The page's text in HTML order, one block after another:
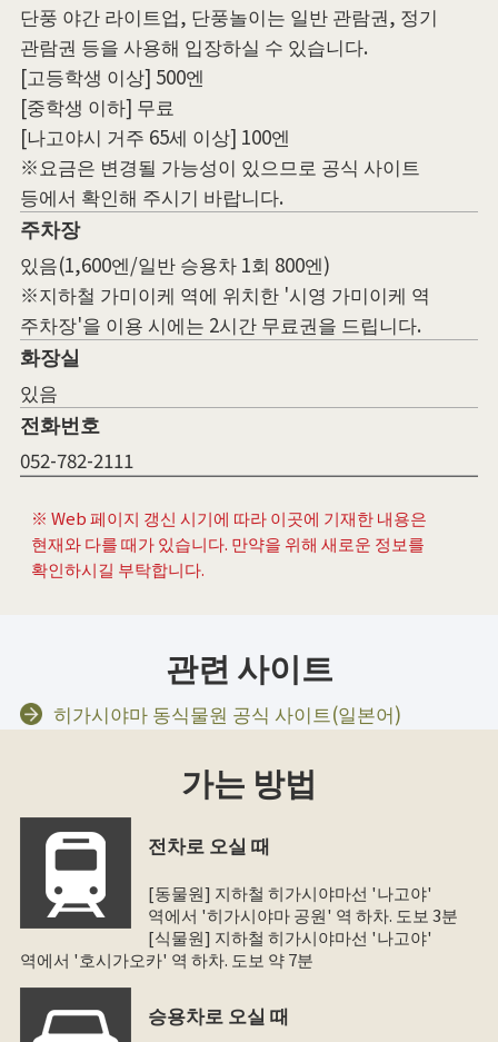
단풍 야간 라이트업, 단풍놀이는 일반 관람권, 정기
관람권 등을 사용해 입장하실 수 있습니다.
[고등학생 이상] 500엔
[중학생 이하] 무료
[나고야시 거주 65세 이상] 100엔
※요금은 변경될 가능성이 있으므로 공식 사이트
등에서 확인해 주시기 바랍니다.
주차장
있음(1,600엔/일반 승용차 1회 800엔)
※지하철 가미이케 역에 위치한 '시영 가미이케 역
주차장'을 이용 시에는 2시간 무료권을 드립니다.
화장실
있음
전화번호
052-782-2111
※ Web 페이지 갱신 시기에 따라 이곳에 기재한 내용은
현재와 다를 때가 있습니다. 만약을 위해 새로운 정보를
확인하시길 부탁합니다.
관련 사이트
히가시야마 동식물원 공식 사이트(일본어)
가는 방법
전차로 오실 때
[동물원] 지하철 히가시야마선 '나고야'
역에서 '히가시야마 공원' 역 하차. 도보 3분
[식물원] 지하철 히가시야마선 '나고야'
역에서 '호시가오카' 역 하차. 도보 약 7분
승용차로 오실 때